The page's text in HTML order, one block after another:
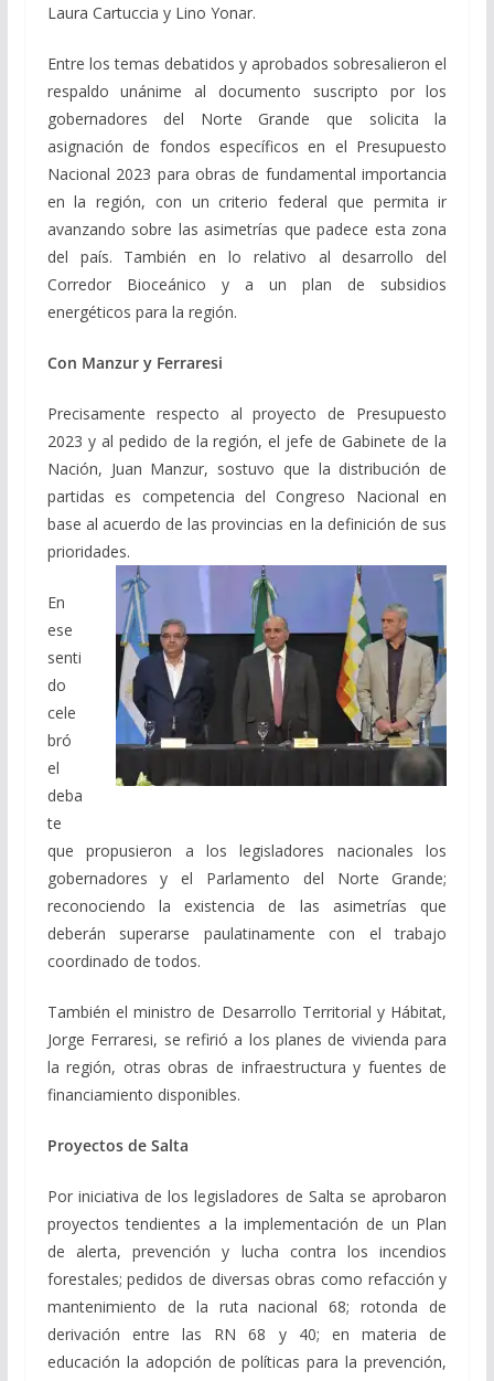
Laura Cartuccia y Lino Yonar.
Entre los temas debatidos y aprobados sobresalieron el
respaldo unánime al documento suscripto por los
gobernadores del Norte Grande que solicita la
asignación de fondos específicos en el Presupuesto
Nacional 2023 para obras de fundamental importancia
en la región, con un criterio federal que permita ir
avanzando sobre las asimetrías que padece esta zona
del país. También en lo relativo al desarrollo del
Corredor Bioceánico y a un plan de subsidios
energéticos para la región.
Con Manzur y Ferraresi
Precisamente respecto al proyecto de Presupuesto
2023 y al pedido de la región, el jefe de Gabinete de la
Nación, Juan Manzur, sostuvo que la distribución de
partidas es competencia del Congreso Nacional en
base al acuerdo de las provincias en la definición de sus
prioridades.
En
ese
senti
do
cele
bró
el
deba
te
que propusieron a los legisladores nacionales los
gobernadores y el Parlamento del Norte Grande;
reconociendo la existencia de las asimetrías que
deberán superarse paulatinamente con el trabajo
coordinado de todos.
También el ministro de Desarrollo Territorial y Hábitat,
Jorge Ferraresi, se refirió a los planes de vivienda para
la región, otras obras de infraestructura y fuentes de
financiamiento disponibles.
Proyectos de Salta
Por iniciativa de los legisladores de Salta se aprobaron
proyectos tendientes a la implementación de un Plan
de alerta, prevención y lucha contra los incendios
forestales; pedidos de diversas obras como refacción y
mantenimiento de la ruta nacional 68; rotonda de
derivación entre las RN 68 y 40; en materia de
educación la adopción de políticas para la prevención,